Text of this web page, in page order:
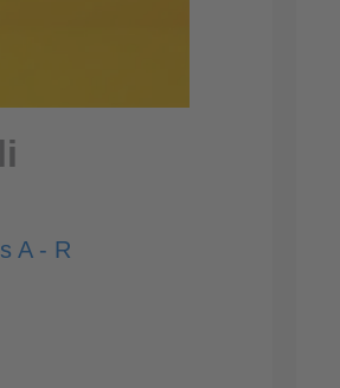
A - R